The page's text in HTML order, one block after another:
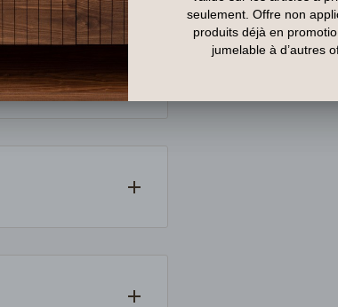
auprès du